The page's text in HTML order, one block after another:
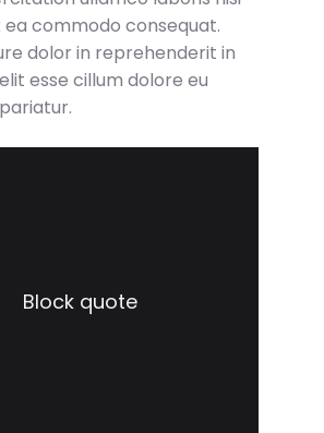
ea commodo consequat.
dolor in reprehenderit in
esse cillum dolore eu
Block quote